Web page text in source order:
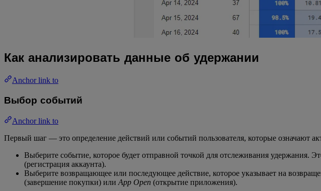
Как анализировать данные об удержании
Anchor link to
Выбор событий
Anchor link to
Первый шаг — это определение действий или событий пользователя, которые означают
Выберите событие, которое будет отправной точкой для отслеживания удержания.
(регистрация аккаунта).
Выберите возвращающее или последующее действие, которое указывает на
(завершение покупки) или App Open (открытие приложения).